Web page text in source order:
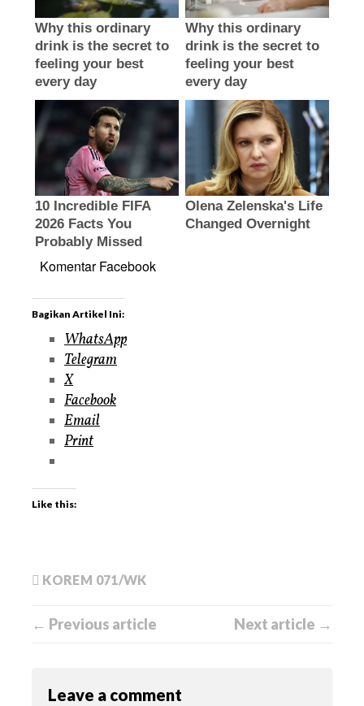
Komentar Facebook
Bagikan Artikel Ini:
WhatsApp
Telegram
X
Facebook
Email
Print
Like this:
KOREM 071/WK
← Previous article Next article →
Leave a comment